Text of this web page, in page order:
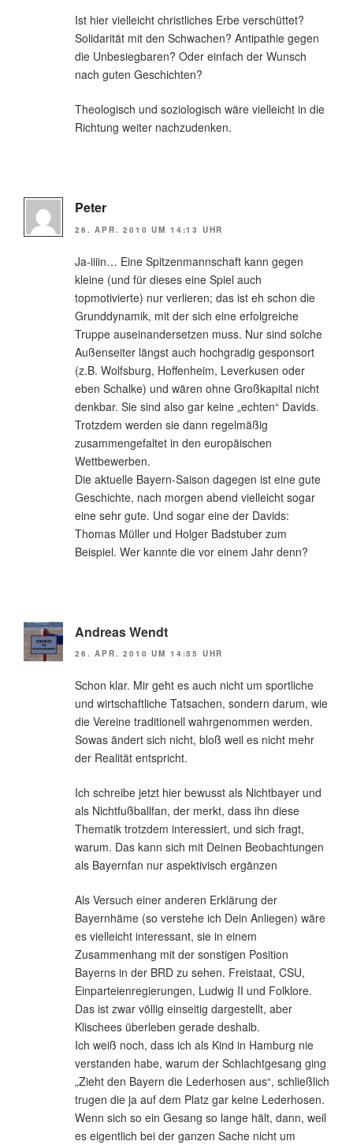
Ist hier vielleicht christliches Erbe verschüttet?
Solidarität mit den Schwachen? Antipathie gegen
die Unbesiegbaren? Oder einfach der Wunsch
nach guten Geschichten?
Theologisch und soziologisch wäre vielleicht in die
Richtung weiter nachzudenken.
Peter
26. APR. 2010 UM 14:13 UHR
Ja-iiiin… Eine Spitzenmannschaft kann gegen
kleine (und für dieses eine Spiel auch
topmotivierte) nur verlieren; das ist eh schon die
Grunddynamik, mit der sich eine erfolgreiche
Truppe auseinandersetzen muss. Nur sind solche
Außenseiter längst auch hochgradig gesponsort
(z.B. Wolfsburg, Hoffenheim, Leverkusen oder
eben Schalke) und wären ohne Großkapital nicht
denkbar. Sie sind also gar keine „echten“ Davids.
Trotzdem werden sie dann regelmäßig
zusammengefaltet in den europäischen
Wettbewerben.
Die aktuelle Bayern-Saison dagegen ist eine gute
Geschichte, nach morgen abend vielleicht sogar
eine sehr gute. Und sogar eine der Davids:
Thomas Müller und Holger Badstuber zum
Beispiel. Wer kannte die vor einem Jahr denn?
Andreas Wendt
26. APR. 2010 UM 14:55 UHR
Schon klar. Mir geht es auch nicht um sportliche
und wirtschaftliche Tatsachen, sondern darum, wie
die Vereine traditionell wahrgenommen werden.
Sowas ändert sich nicht, bloß weil es nicht mehr
der Realität entspricht.
Ich schreibe jetzt hier bewusst als Nichtbayer und
als Nichtfußballfan, der merkt, dass ihn diese
Thematik trotzdem interessiert, und sich fragt,
warum. Das kann sich mit Deinen Beobachtungen
als Bayernfan nur aspektivisch ergänzen
Als Versuch einer anderen Erklärung der
Bayernhäme (so verstehe ich Dein Anliegen) wäre
es vielleicht interessant, sie in einem
Zusammenhang mit der sonstigen Position
Bayerns in der BRD zu sehen. Freistaat, CSU,
Einparteienregierungen, Ludwig II und Folklore.
Das ist zwar völlig einseitig dargestellt, aber
Klischees überleben gerade deshalb.
Ich weiß noch, dass ich als Kind in Hamburg nie
verstanden habe, warum der Schlachtgesang ging
„Zieht den Bayern die Lederhosen aus“, schließlich
trugen die ja auf dem Platz gar keine Lederhosen.
Wenn sich so ein Gesang so lange hält, dann, weil
es eigentlich bei der ganzen Sache nicht um